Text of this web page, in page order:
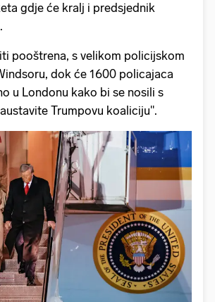
gdje će kralj i predsjednik
pooštrena, s velikom policijskom
dok će 1600 policajaca
u Londonu kako bi se nosili s
Trumpovu koaliciju".